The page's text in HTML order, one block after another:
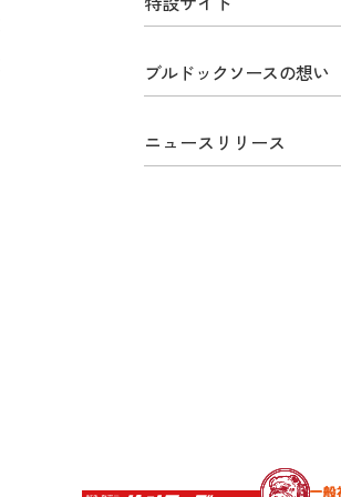
ブルドックソースの想い
ニュースリリース